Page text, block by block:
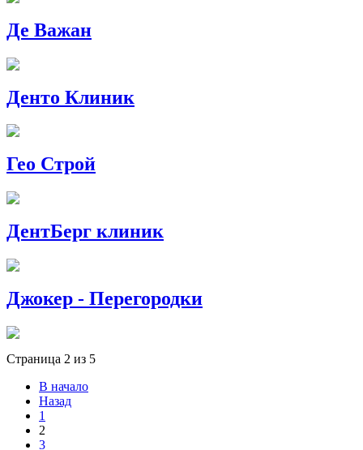
Де Важан
Денто Клиник
Гео Строй
ДентБерг клиник
Джокер - Перегородки
Страница 2 из 5
В начало
Назад
1
2
3